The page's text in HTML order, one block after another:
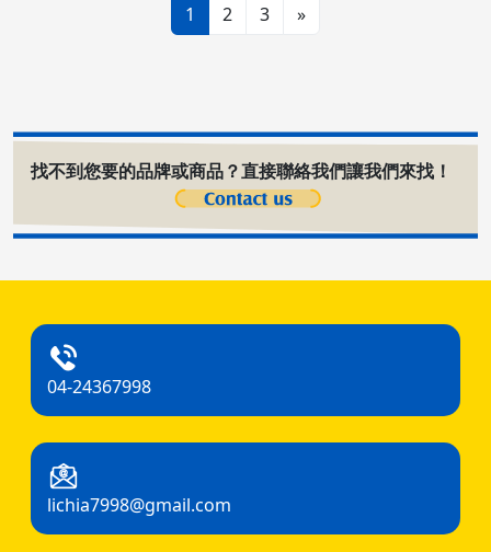
1 2 3 »
找不到您要的品牌或商品？直接聯絡我們讓我們來找！
04-24367998
lichia7998@gmail.com